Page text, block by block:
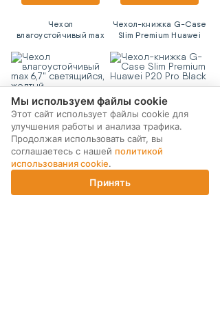
Чехол
влагоустойчивый max
желтый
390 ₽
КУПИТЬ
Чехол-книжка G-Case
Slim Premium Huawei
470 ₽
КУПИТЬ
Чехол-книжка G-Case
Slim Premium Xiaomi Mi
6X/Mi A2 Black
Чехол-книжка G-Case
Slim Premium Huawei P
Smart 2019 Black
Корзина
Мы используем файлы cookie
Этот сайт использует файлы cookie для
улучшения работы и анализа трафика.
Продолжая использовать сайт, вы
соглашаетесь с нашей политикой
использования cookie.
Принять